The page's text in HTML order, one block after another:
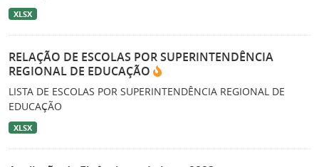
XLSX
RELAÇÃO DE ESCOLAS POR SUPERINTENDÊNCIA
REGIONAL DE EDUCAÇÃO
LISTA DE ESCOLAS POR SUPERINTENDÊNCIA REGIONAL DE
EDUCAÇÃO
XLSX